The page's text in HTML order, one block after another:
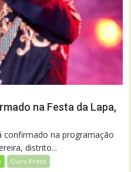
na Festa da Lapa,
confirmado na programação
distrito...
Ouro Preto